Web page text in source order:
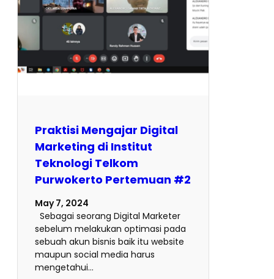
Praktisi Mengajar Digital
Marketing di Institut
Teknologi Telkom
Purwokerto Pertemuan #2
May 7, 2024
Sebagai seorang Digital Marketer
sebelum melakukan optimasi pada
sebuah akun bisnis baik itu website
maupun social media harus
mengetahui…